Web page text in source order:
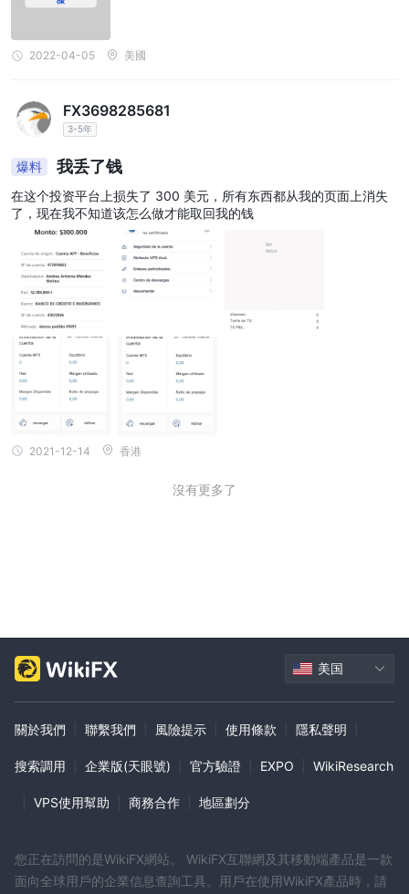
2022-04-05 美國
FX3698285681
3-5年
爆料 我丢了钱
在这个投资平台上损失了 300 美元，所有东西都从我的页面上消失
了，现在我不知道该怎么做才能取回我的钱
2021-12-14 香港
沒有更多了
美国
關於我們 聯繫我們 風險提示 使用條款 隱私聲明
搜索調用 企業版(天眼號) 官方驗證 EXPO WikiResearch
VPS使用幫助 商務合作 地區劃分
您正在訪問的是WikiFX網站。 WikiFX互聯網及其移動端產品是一款
面向全球用戶的企業信息查詢工具。用戶在使用WikiFX產品時，請